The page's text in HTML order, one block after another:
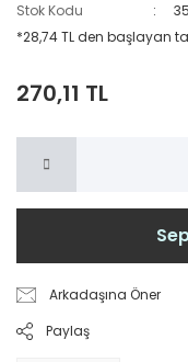
Stok Kodu
*28,74 TL den başlayan
270,11 TL
Arkadaşına Öner
Paylaş